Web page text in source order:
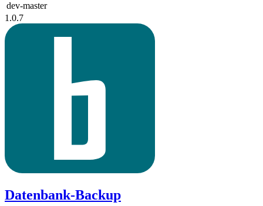
dev-master
1.0.7
Datenbank-Backup